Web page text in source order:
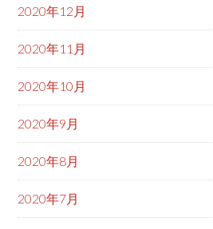
2020年12月
2020年11月
2020年10月
2020年9月
2020年8月
2020年7月